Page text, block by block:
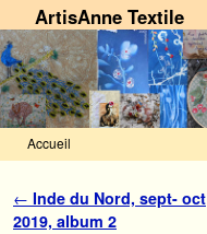
ArtisAnne Textile
Accueil
Navigation des articles
← Inde du Nord, sept- oct
2019, album 2